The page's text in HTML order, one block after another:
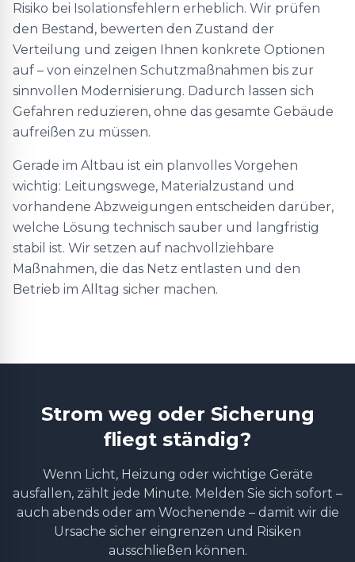
Risiko bei Isolationsfehlern erheblich. Wir prüfen
den Bestand, bewerten den Zustand der
Verteilung und zeigen Ihnen konkrete Optionen
auf – von einzelnen Schutzmaßnahmen bis zur
sinnvollen Modernisierung. Dadurch lassen sich
Gefahren reduzieren, ohne das gesamte Gebäude
aufreißen zu müssen.
Gerade im Altbau ist ein planvolles Vorgehen
wichtig: Leitungswege, Materialzustand und
vorhandene Abzweigungen entscheiden darüber,
welche Lösung technisch sauber und langfristig
stabil ist. Wir setzen auf nachvollziehbare
Maßnahmen, die das Netz entlasten und den
Betrieb im Alltag sicher machen.
Strom weg oder Sicherung
fliegt ständig?
Wenn Licht, Heizung oder wichtige Geräte
ausfallen, zählt jede Minute. Melden Sie sich sofort –
auch abends oder am Wochenende – damit wir die
Ursache sicher eingrenzen und Risiken
ausschließen können.